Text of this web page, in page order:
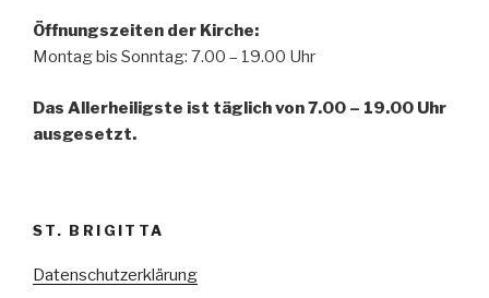
Öffnungszeiten der Kirche:
Montag bis Sonntag: 7.00 – 19.00 Uhr
Das Allerheiligste ist täglich von 7.00 – 19.00 Uhr
ausgesetzt.
ST. BRIGITTA
Datenschutzerklärung